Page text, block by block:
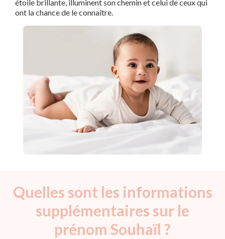
étoile brillante, illuminent son chemin et celui de ceux qui
ont la chance de le connaître.
Quelles sont les informations
supplémentaires sur le
prénom Souhaïl ?